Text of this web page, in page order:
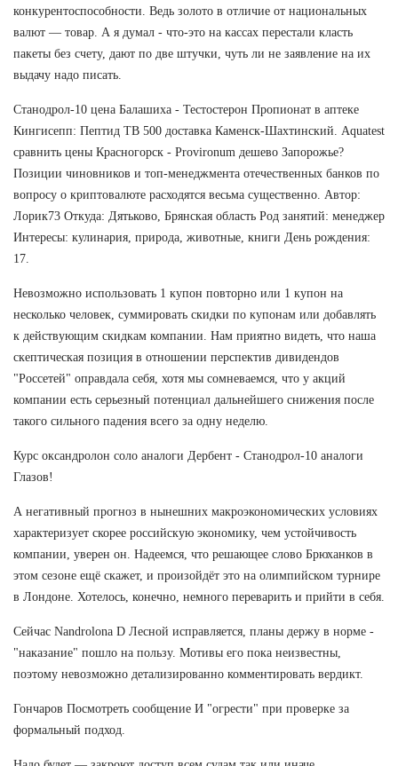
конкурентоспособности. Ведь золото в отличие от национальных
валют — товар. А я думал - что-это на кассах перестали класть
пакеты без счету, дают по две штучки, чуть ли не заявление на их
выдачу надо писать.
Станодрол-10 цена Балашиха - Тестостерон Пропионат в аптеке
Кингисепп: Пептид TB 500 доставка Каменск-Шахтинский. Aquatest
сравнить цены Красногорск - Provironum дешево Запорожье?
Позиции чиновников и топ-менеджмента отечественных банков по
вопросу о криптовалюте расходятся весьма существенно. Автор:
Лорик73 Откуда: Дятьково, Брянская область Род занятий: менеджер
Интересы: кулинария, природа, животные, книги День рождения:
17.
Невозможно использовать 1 купон повторно или 1 купон на
несколько человек, суммировать скидки по купонам или добавлять
к действующим скидкам компании. Нам приятно видеть, что наша
скептическая позиция в отношении перспектив дивидендов
"Россетей" оправдала себя, хотя мы сомневаемся, что у акций
компании есть серьезный потенциал дальнейшего снижения после
такого сильного падения всего за одну неделю.
Курс оксандролон соло аналоги Дербент - Станодрол-10 аналоги
Глазов!
А негативный прогноз в нынешних макроэкономических условиях
характеризует скорее российскую экономику, чем устойчивость
компании, уверен он. Надеемся, что решающее слово Брюханков в
этом сезоне ещё скажет, и произойдёт это на олимпийском турнире
в Лондоне. Хотелось, конечно, немного переварить и прийти в себя.
Сейчас Nandrolona D Лесной исправляется, планы держу в норме -
"наказание" пошло на пользу. Мотивы его пока неизвестны,
поэтому невозможно детализированно комментировать вердикт.
Гончаров Посмотреть сообщение И "огрести" при проверке за
формальный подход.